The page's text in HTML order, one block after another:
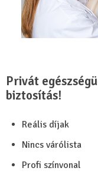
Privát
biztosítás!
Reális díjak
Nincs várólista
Profi színvonal